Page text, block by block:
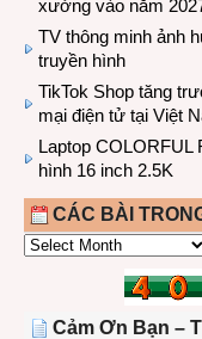
xưởng vào năm
TV thông minh ảnh
truyền hình
TikTok Shop tăng
mại điện tử tại Việt
Laptop COLORFUL
hình 16 inch 2.5K
CÁC BÀI
CÁC
THÁNG
Cảm Ơn Bạn –